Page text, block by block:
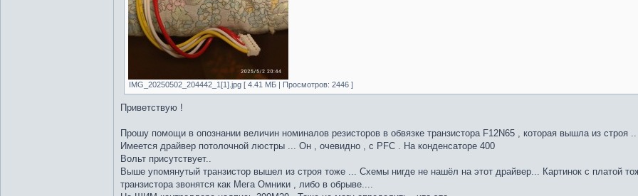
IMG_20250502_204442_1[1].jpg [ 4.41 МБ | Просмотров: 2446 ]
Приветствую !
Прошу помощи в опознании величин номиналов резисторов в обвязке транзистора F12N65 , которая вышла из строя ..
Имеется драйвер потолочной люстры ... Он , очевидно , с PFC . На конденсаторе 400
Вольт присутствует..
Выше упомянутый транзистор вышел из строя тоже ... Схемы нигде не нашёл на этот драйвер... Картинок с платой
транзистора звонятся как Мега Омники , либо в обрыве....